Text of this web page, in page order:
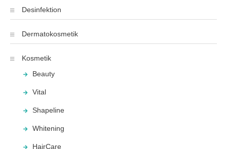
Desinfektion
Dermatokosmetik
Kosmetik
Beauty
Vital
Shapeline
Whitening
HairCare